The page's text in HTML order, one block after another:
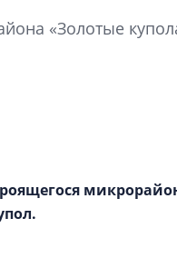
«Золотые